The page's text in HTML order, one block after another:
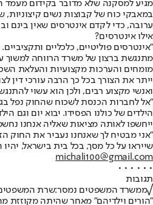
מגיע למסקנה שלא מדובר בקידום מעמד
במאבקי כוח של קבוצות נשים קיצוניות,
ערובה, כדי לקדם אינטרסים שאין בינם
אילו אינטרסים?
"אינטרסים פוליטיים, כלכליים
מתנגשת ברצון של משרד הרווחה למשוך
מומחים והערכות מקצועיות והעלאת
ייתר את הצורך בכל כך הרבה עורכי דין
ואנשי מקצוע רבים, ולכן הוא עשוי
"אל לחברות הכנסת לשכוח שהחוק נפל
הילדים של כולנו הפסידו. יבוא יום וגם
ייחשפו לאותה מציאות שאליה אנחנו
"אני מבטיח לך שאנחנו נעביר את החוק
שייראו על כל מסך, בכל בית בישראל,
michali100@gmail.com
• • • • • •
תגובות
√ממשרד המשפטים נמסר:שרת
"הורים וילדיהם" מאחר שהיתה מקוזזת